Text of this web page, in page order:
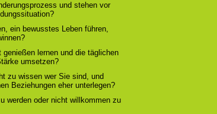
und stehen vor
ein bewusstes Leben führen,
lernen und die täglichen
umsetzen?
zu wissen wer Sie sind, und
Beziehungen eher unterlegen?
werden oder nicht willkommen zu